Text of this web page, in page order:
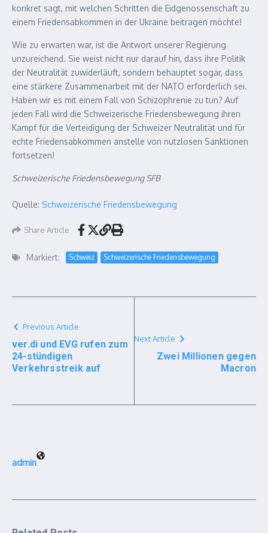
konkret sagt, mit welchen Schritten die Eidgenossenschaft zu
einem Friedensabkommen in der Ukraine beitragen möchte!
Wie zu erwarten war, ist die Antwort unserer Regierung
unzureichend. Sie weist nicht nur darauf hin, dass ihre Politik
der Neutralität zuwiderläuft, sondern behauptet sogar, dass
eine stärkere Zusammenarbeit mit der NATO erforderlich sei.
Haben wir es mit einem Fall von Schizophrenie zu tun? Auf
jeden Fall wird die Schweizerische Friedensbewegung ihren
Kampf für die Verteidigung der Schweizer Neutralität und für
echte Friedensabkommen anstelle von nutzlosen Sanktionen
fortsetzen!
Schweizerische Friedensbewegung SFB
Quelle: Schweizerische Friedensbewegung
Share Article
Markiert: Schweiz Schweizerische Friedensbewegung
Previous Article
ver.di und EVG rufen zum
24-stündigen
Verkehrsstreik auf
Next Article
Zwei Millionen gegen
Macron
admin